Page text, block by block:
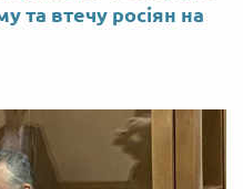
та втечу росіян на